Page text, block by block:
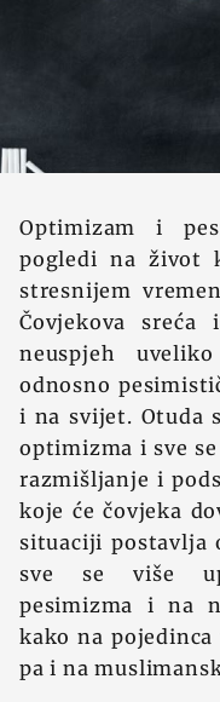
Optimizam i
pogledi na život
stresnijem
Čovjekova
neuspjeh
odnosno
i na svijet. Otuda
optimizma i sve
razmišljanje i
koje će čovjeka
situaciji postavlja
sve se više
pesimizma i na
kako na
pa i na